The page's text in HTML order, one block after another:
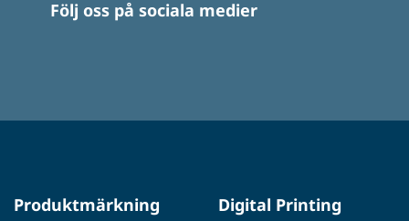
Följ oss på sociala medier
Produktmärkning
Digital Printing